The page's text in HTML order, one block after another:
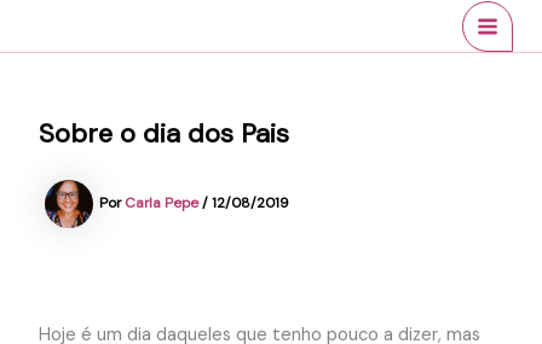
Sobre o dia dos Pais
PorCarla Pepe/12/08/2019
Hoje é um dia daqueles que tenho pouco a dizer, mas